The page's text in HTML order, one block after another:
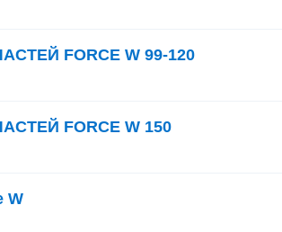
FORCE W 99-120
FORCE W 150
W